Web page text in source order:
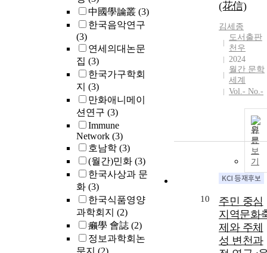
中國學論叢 (3)
한국음악연구
(3)
연세의대논문
집 (3)
한국가구학회
지 (3)
만화애니메이
션연구 (3)
Immune
Network (3)
호남학 (3)
(월간)민화 (3)
한국사상과 문
화 (3)
한국식품영양
과학회지 (2)
癩學 會誌 (2)
정보과학회논
(花信)
김세종
도서출판
천우
2024
월간 문학
세계
Vol.- No.-
원
문
보
기
10
주민 중심
지역문화
제와 주체
성 변천과